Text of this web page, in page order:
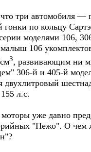
три автомобиля —
гонки по кольцу
моделями 106,
106
З, развивающим ни
306-й и 405-й
двухлитровый
л.с.
уже давно
"Пежо". О чем